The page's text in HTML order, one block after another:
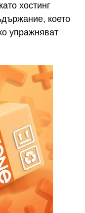
хостинг
което
упражняват